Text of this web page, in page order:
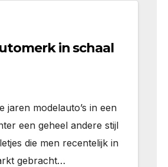
in schaal
jaren modelauto’s in een
een geheel andere stijl
die men recentelijk in
gebracht…